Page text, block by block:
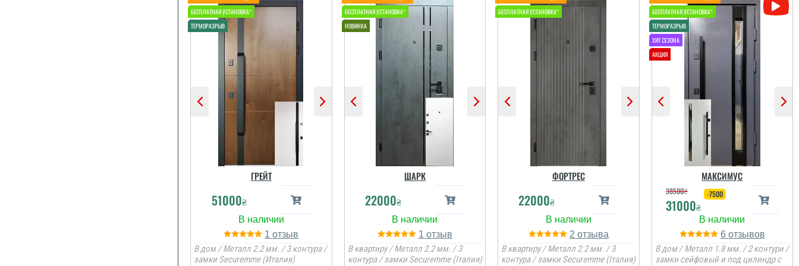
Очень довольна
дверью, красиво
смотрится, нигде ни
продувает, шума
изоляция, очень
замки. Приятно удивило,
установили, большое
спасибо. Буду
рекомендовать вас,...
читати всі відгуки читати всі відгуки
Іван
До самих дверей, а
також швидкості і якості
встановлення питань
нема. Але замірник так
розповів про заміну
дверей, що ми з
чоловіком не зрозуміли,
що демонтують не
тільки зовнішні двері, а
й внутрішні...
читати всі відгуки
ГРЕЙТ
51000₴
1
В дом / Металл 2.2 мм. / 3 контура /
замки Securemme (Италия)
ШАРК
22000₴
1
В квартиру / Металл 2.2 мм. / 3
контура / замки Securemme (Італия)
ФОРТРЕС
22000₴
2
В квартиру / Металл 2.2 мм. / 3
контура / замки Securemme (Італия)
МАКСИМУС
38500₴
31000₴
-7500
6
В дом / Металл 1.8 мм. / 2 контури /
замки сейфовый и под цилиндр с